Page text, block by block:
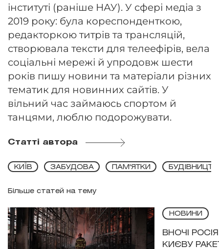
інституті (раніше НАУ). У сфері медіа з
2019 року: була кореспонденткою,
редакторкою титрів та трансляцій,
створювала тексти для телеефірів, вела
соціальні мережі й упродовж шести
років пишу новини та матеріали різних
тематик для новинних сайтів. У
вільний час займаюсь спортом й
танцями, люблю подорожувати.
Статті автора
Більше статей на тему
КИЇВ ЗАБУДОВА ПАМ'ЯТКИ
НОВИНИ
ВНОЧІ
КИЄВУ